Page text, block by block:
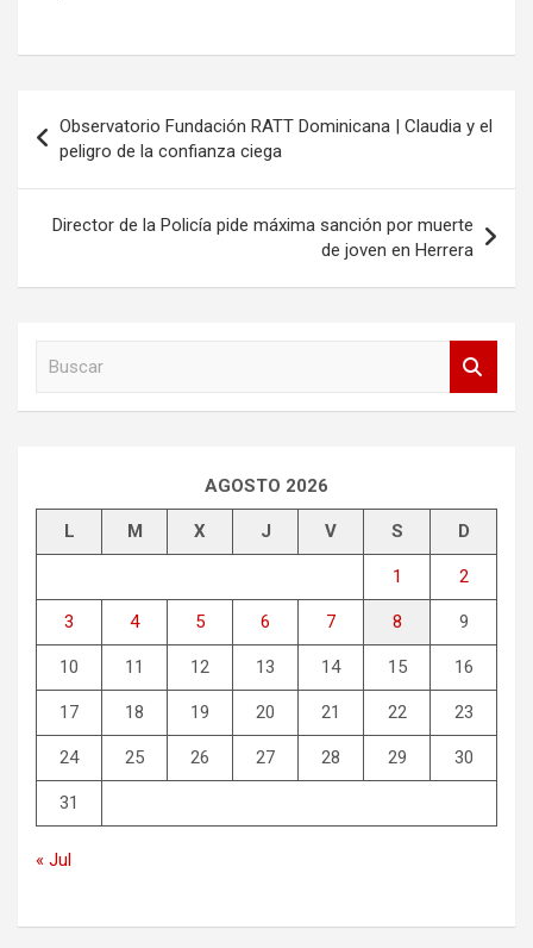
Navegación
de
entradas
Observatorio Fundación RATT Dominicana | Claudia y el
peligro de la confianza ciega
Director de la Policía pide máxima sanción por muerte
de joven en Herrera
AGOSTO 2026
L M X J V S D
1 2
3 4 5 6 7 8 9
10 11 12 13 14 15 16
17 18 19 20 21 22 23
24 25 26 27 28 29 30
31
« Jul